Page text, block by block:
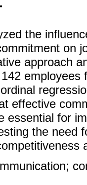
the
on
approach
effective
essential for
the need